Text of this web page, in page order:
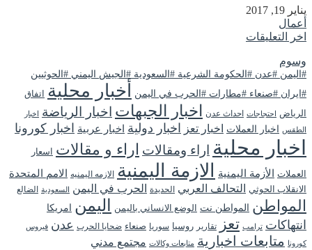
يناير 19, 2017
أعمال
اخر التعليقات
وسوم
#اليمن #عدن #الحكومة الشرعية #السعودية #الجيش اليمني #الحوثيين
#ايران #صنعاء #مطارات #الحرب في اليمن
أخبار محلية
اتفاق
الرياض
احتجاجات احداث عدن اخبار الجبهات اخبار الرياضة اخبار
الطقس
اخبار العملات اخبار تعز اخبار دولية اخبار عربية اخبار كورونا
اخبار محلية اراء ومقالات اراء و مقالات اسعار
العملات الأزمة اليمنية الازمة اليمنية الازمه اليمنيه الامم المتحدة
الانقلاب الحوثي التحالف العربي الحديدة الحرب في اليمن السعودية الضالع
المواطن المواطن نت الوضع الانساني باليمن اليمن امريكا
انتهاكات ترامب تعز تقارير روسيا سوريا صنعاء ضحايا الحرب عدن فيروس
كورونا متابعات اخبارية متابعات وكالات مجتمع مدني